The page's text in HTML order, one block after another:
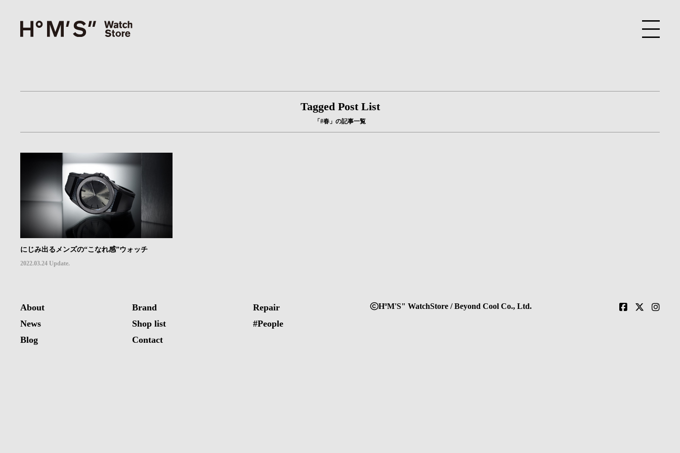
Tagged Post List
「#春」の記事一覧
にじみ出るメンズの“こなれ感”ウォッチ
2022.03.24 Update.
About
News
Blog
Brand
Shop list
Contact
Repair
#People
HºM'S" WatchStore / Beyond Cool Co., Ltd.